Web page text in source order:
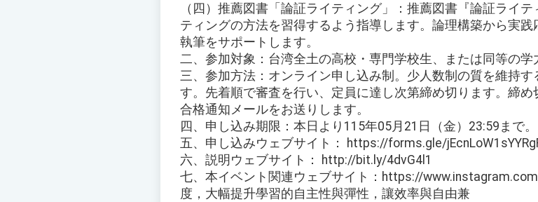
（四）推薦図書「論証ライティング」：推薦図書『論証ライ
ティングの方法を習得するよう指導します。論理構築から実
執筆をサポートします。
二、参加対象：台湾全土の高校・専門学校生、または同等の学
三、参加方法：オンライン申し込み制。少人数制の質を維持
す。先着順で審査を行い、定員に達し次第締め切ります。締
合格通知メールをお送りします。
四、申し込み期限：本日より115年05月21日（金）23:59まで。
五、申し込みウェブサイト： https://forms.gle/
六、説明ウェブサイト： http://bit.ly/4dvG4l1
七、本イベント関連ウェブサイト：https://
度，大幅提升學習的自主性與彈性，讓效率與自由兼